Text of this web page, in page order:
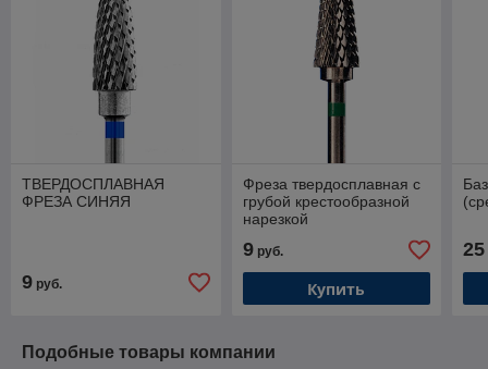
ТВЕРДОСПЛАВНАЯ
ФРЕЗА СИНЯЯ
9 руб.
Фреза твердосплавная с
грубой крестообразной
нарезкой
9руб.
Купить
25
Подобные товары компании